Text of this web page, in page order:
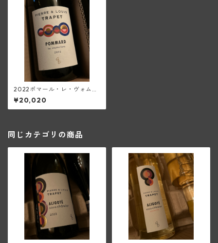
2022ポマール・レ・ヴォムリ
ヤン(ピエール・エ・ルイ・ト
ラペ)
¥20,020
同じカテゴリの商品